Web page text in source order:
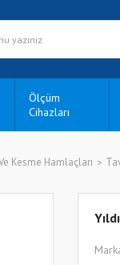
Ölçüm
Cihazları
Kesme Hamlaçları